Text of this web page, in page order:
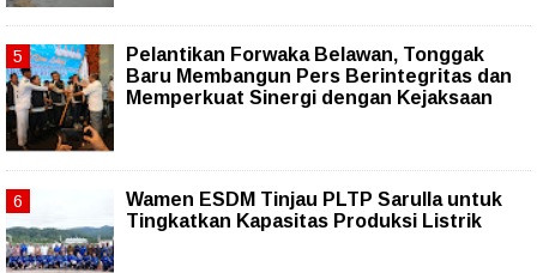
Pelantikan Forwaka Belawan, Tonggak
Baru Membangun Pers Berintegritas dan
Memperkuat Sinergi dengan Kejaksaan
Wamen ESDM Tinjau PLTP Sarulla untuk
Tingkatkan Kapasitas Produksi Listrik